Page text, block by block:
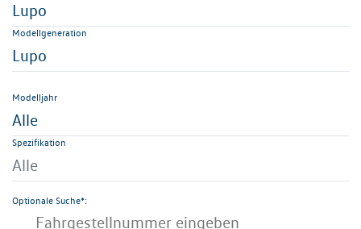
Lupo
Modellgeneration
Lupo
Modelljahr
Alle
Spezifikation
Alle
Optionale Suche*: